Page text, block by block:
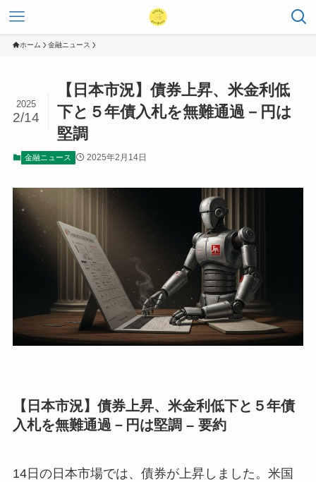
ホーム 金融ニュース
【日本市況】債券上昇、米金利低
下と５年債入札を無難通過－円は
堅調
2025
2/14
金融ニュース 2025年2月14日
【日本市況】債券上昇、米金利低下と５年債
入札を無難通過－円は堅調 – 要約
14日の日本市場では、債券が上昇しました。米国